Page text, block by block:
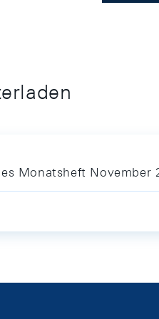
Monatsheft November